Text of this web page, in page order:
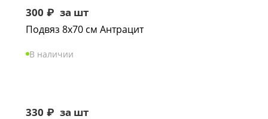
300 ₽ за шт
Подвяз 8х70 см Антрацит
В наличии
330 ₽ за шт